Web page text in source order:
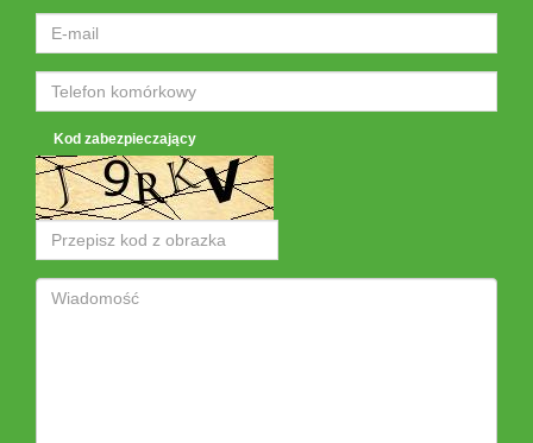
Kod zabezpieczający